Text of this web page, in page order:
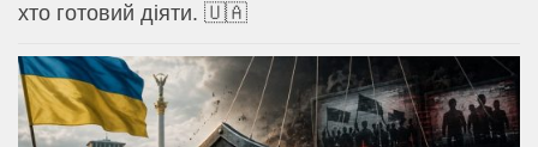
хто готовий діяти. 🇺🇦